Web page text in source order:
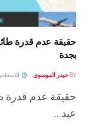
حقيقة عدم قدرة
بجدة
BY حيدر الموسوى أغسطس 8,
حقيقة عدم قدرة
عبد...